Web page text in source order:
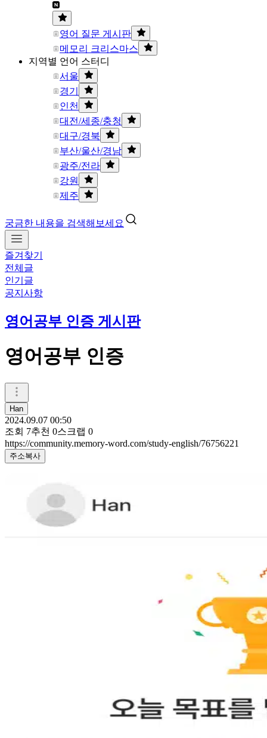
영어 질문 게시판
메모리 크리스마스
지역별 언어 스터디
서울
경기
인천
대전/세종/충청
대구/경북
부산/울산/경남
광주/전라
강원
제주
궁금한 내용을 검색해보세요
즐겨찾기
전체글
인기글
공지사항
영어공부 인증 게시판
영어공부 인증
Han
2024.09.07 00:50
조회 7추천 0스크랩 0
https://community.memory-word.com/study-english/76756221
주소복사